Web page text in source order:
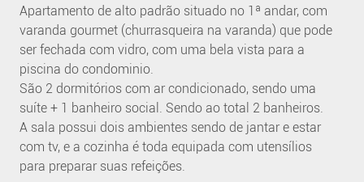
Apartamento de alto padrão situado no 1ª andar, com
varanda gourmet (churrasqueira na varanda) que pode
ser fechada com vidro, com uma bela vista para a
piscina do condominio.
São 2 dormitórios com ar condicionado, sendo uma
suíte + 1 banheiro social. Sendo ao total 2 banheiros.
A sala possui dois ambientes sendo de jantar e estar
com tv, e a cozinha é toda equipada com utensílios
para preparar suas refeições.